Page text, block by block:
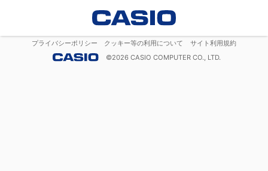
プライバシーポリシー クッキー等の利用について
サイト利用規約
©2026 CASIO COMPUTER CO., LTD.